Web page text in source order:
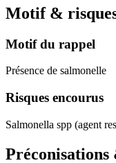
Motif &
Motif du rappel
Présence de salmonelle
Risques encourus
Salmonella spp (agent